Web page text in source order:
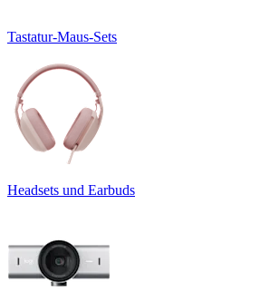
Tastatur-Maus-Sets
Headsets und Earbuds